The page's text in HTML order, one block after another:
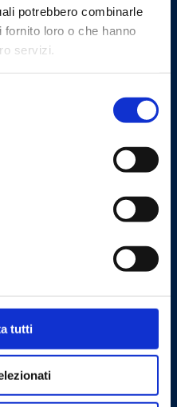
potrebbero combinarle
loro o che hanno
servizi.
tutti
Einpersonengesellschaft
Valduggia (VC) - ITALIEN
(NO) - ITALY